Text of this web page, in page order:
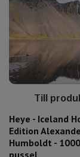
Till
Heye - Iceland
Edition
Humboldt -
pussel